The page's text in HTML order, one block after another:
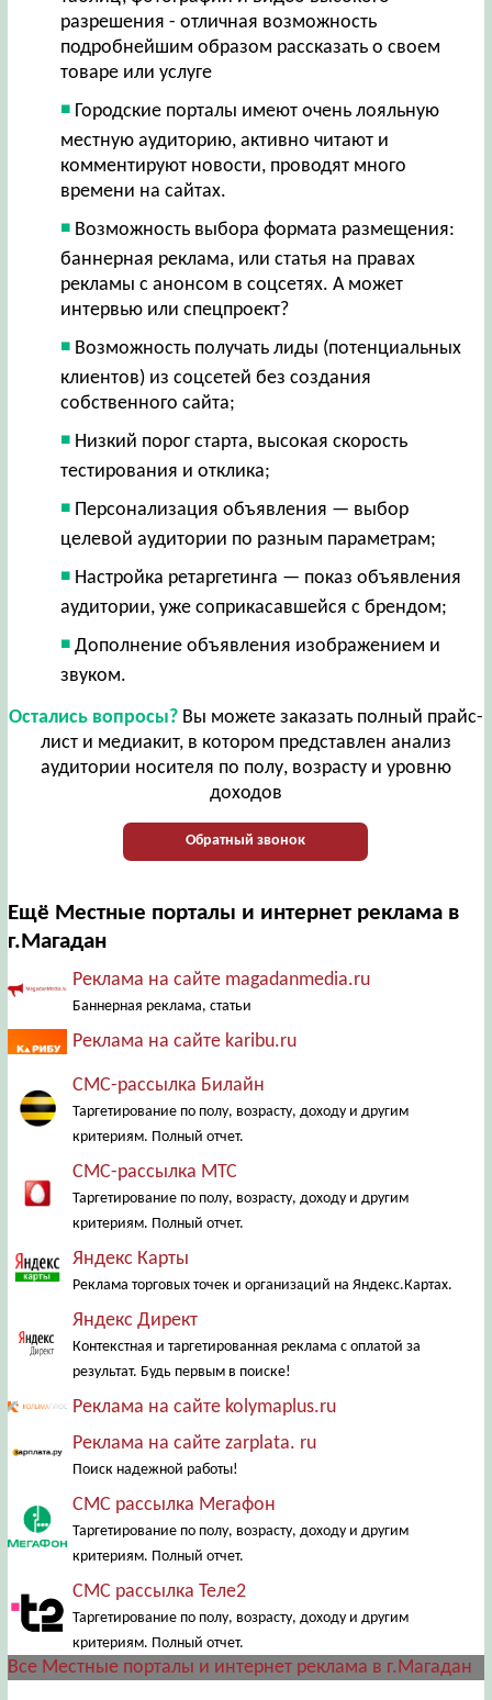
разрешения - отличная возможность
подробнейшим образом рассказать о своем
товаре или услуге
Городские порталы имеют очень лояльную
местную аудиторию, активно читают и
комментируют новости, проводят много
времени на сайтах.
Возможность выбора формата размещения:
баннерная реклама, или статья на правах
рекламы с анонсом в соцсетях. А может
интервью или спецпроект?
Возможность получать лиды (потенциальных
клиентов) из соцсетей без создания
собственного сайта;
Низкий порог старта, высокая скорость
тестирования и отклика;
Персонализация объявления — выбор
целевой аудитории по разным параметрам;
Настройка ретаргетинга — показ объявления
аудитории, уже соприкасавшейся с брендом;
Дополнение объявления изображением и
звуком.
Остались вопросы?Вы можете заказать полный прайс-
лист и медиакит, в котором представлен анализ
аудитории носителя по полу, возрасту и уровню
доходов
Обратный звонок
Ещё Местные порталы и интернет реклама в
г.Магадан
Реклама на сайте magadanmedia.ru
Баннерная реклама, статьи
Реклама на сайте karibu.ru
СМС-рассылка Билайн
Таргетирование по полу, возрасту, доходу и другим
критериям. Полный отчет.
СМС-рассылка МТС
Таргетирование по полу, возрасту, доходу и другим
критериям. Полный отчет.
Яндекс Карты
Реклама торговых точек и организаций на Яндекс.Картах.
Яндекс Директ
Контекстная и таргетированная реклама с оплатой за
результат. Будь первым в поиске!
Реклама на сайте kolymaplus.ru
Реклама на сайте zarplata. ru
Поиск надежной работы!
СМС рассылка Мегафон
Таргетирование по полу, возрасту, доходу и другим
критериям. Полный отчет.
СМС рассылка Теле2
Таргетирование по полу, возрасту, доходу и другим
критериям. Полный отчет.
Все Местные порталы и интернет реклама в г.Магадан